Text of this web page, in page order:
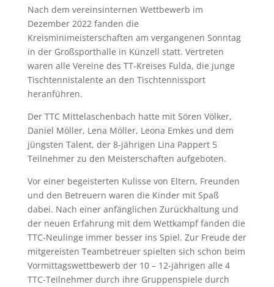
Nach dem vereinsinternen Wettbewerb im
Dezember 2022 fanden die
Kreisminimeisterschaften am vergangenen Sonntag
in der Großsporthalle in Künzell statt. Vertreten
waren alle Vereine des TT-Kreises Fulda, die junge
Tischtennistalente an den Tischtennissport
heranführen.
Der TTC Mittelaschenbach hatte mit Sören Völker,
Daniel Möller, Lena Möller, Leona Emkes und dem
jüngsten Talent, der 8-jährigen Lina Pappert 5
Teilnehmer zu den Meisterschaften aufgeboten.
Vor einer begeisterten Kulisse von Eltern, Freunden
und den Betreuern waren die Kinder mit Spaß
dabei. Nach einer anfänglichen Zurückhaltung und
der neuen Erfahrung mit dem Wettkampf fanden die
TTC-Neulinge immer besser ins Spiel. Zur Freude der
mitgereisten Teambetreuer spielten sich schon beim
Vormittagswettbewerb der 10 – 12-jährigen alle 4
TTC-Teilnehmer durch ihre Gruppenspiele durch